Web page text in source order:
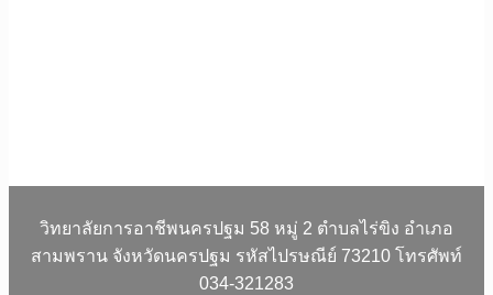
วิทยาลัยการอาชีพนครปฐม 58 หมู่ 2 ตำบลไร่ขิง อำเภอ
สามพราน จังหวัดนครปฐม รหัสไปรษณีย์ 73210 โทรศัพท์
034-321283